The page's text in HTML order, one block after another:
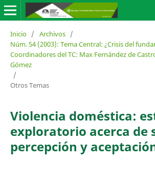
Inicio / Archivos /
Núm. 54 (2003): Tema Central: ¿Crisis del
Coordinadores del TC: Max Fernández de
Gómez
/
Otros Temas
Violencia doméstica:
exploratorio acerca de
percepción y